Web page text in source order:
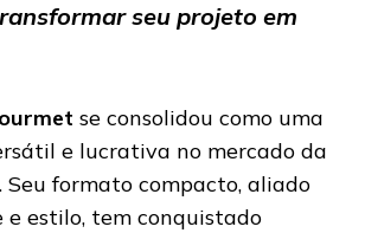
seu projeto em
se consolidou como uma
e lucrativa no mercado da
formato compacto, aliado
e estilo, tem conquistado